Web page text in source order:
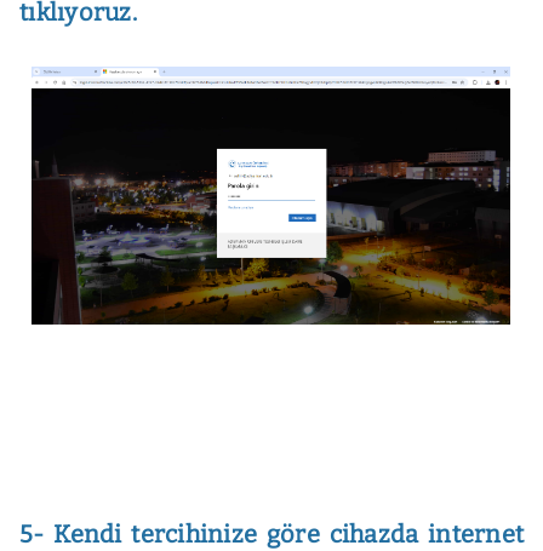
tıklıyoruz.
5- Kendi tercihinize göre cihazda internet